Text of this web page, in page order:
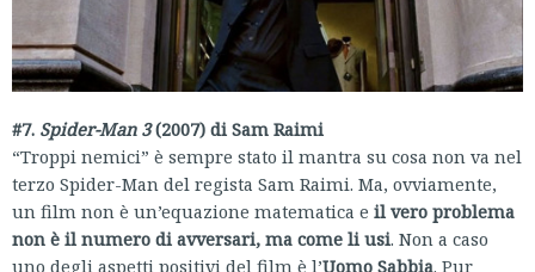
#7. Spider-Man 3(2007) di Sam Raimi
“Troppi nemici” è sempre stato il mantra su cosa non va nel
terzo Spider-Man del regista Sam Raimi. Ma, ovviamente,
un film non è un’equazione matematica e il vero problema
non è il numero di avversari, ma come li usi. Non a caso
uno degli aspetti positivi del film è l’Uomo Sabbia. Pur